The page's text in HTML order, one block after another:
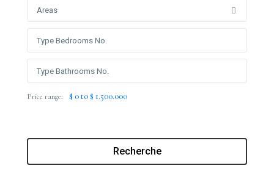
Areas
Price range: $ 0 to $ 1.500.000
Recherche